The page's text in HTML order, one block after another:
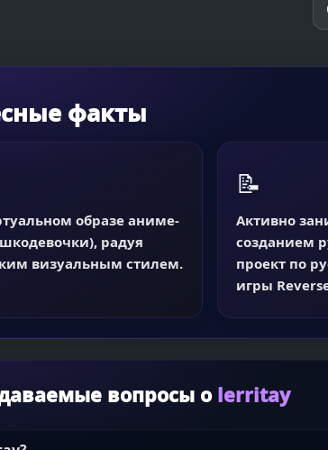
факты
образе аниме-
радуя
визуальным стилем.
📝
Активно
созданием
проект по
игры
вопросы о lerritay